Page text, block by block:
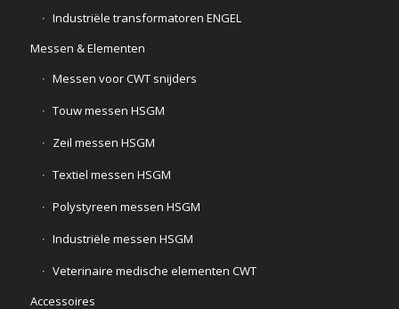
Industriële transformatoren ENGEL
Messen & Elementen
Messen voor CWT snijders
Touw messen HSGM
Zeil messen HSGM
Textiel messen HSGM
Polystyreen messen HSGM
Industriële messen HSGM
Veterinaire medische elementen CWT
Accessoires